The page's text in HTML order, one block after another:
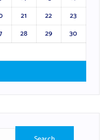
21 22
23
28 29
30